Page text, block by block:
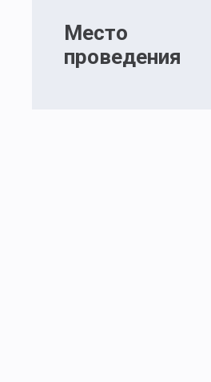
Место
проведения